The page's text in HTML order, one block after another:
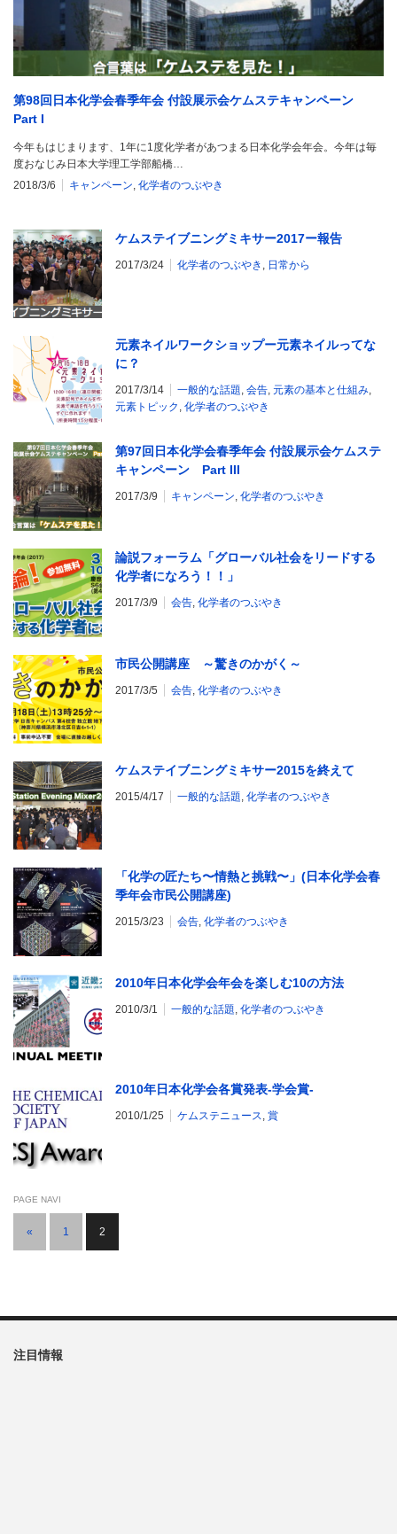
第98回日本化学会春季年会 付設展示会ケムステキャンペーン
Part I
今年もはじまります、1年に1度化学者があつまる日本化学会年会。今年は毎
度おなじみ日本大学理工学部船橋…
2018/3/6
キャンペーン 化学者のつぶやき
ケムステイブニングミキサー2017ー報告
2017/3/24 化学者のつぶやき 日常から
元素ネイルワークショップー元素ネイルってな
に？
2017/3/14 一般的な話題 会告 元素の基本と仕組み
元素トピック 化学者のつぶやき
第97回日本化学会春季年会 付設展示会ケムステ
キャンペーン Part III
2017/3/9 キャンペーン 化学者のつぶやき
論説フォーラム「グローバル社会をリードする
化学者になろう！！」
2017/3/9 会告 化学者のつぶやき
市民公開講座 ～驚きのかがく～
2017/3/5 会告 化学者のつぶやき
ケムステイブニングミキサー2015を終えて
2015/4/17 一般的な話題 化学者のつぶやき
「化学の匠たち〜情熱と挑戦〜」(日本化学会春
季年会市民公開講座)
2015/3/23 会告 化学者のつぶやき
2010年日本化学会年会を楽しむ10の方法
2010/3/1 一般的な話題 化学者のつぶやき
2010年日本化学会各賞発表-学会賞-
2010/1/25 ケムステニュース 賞
PAGE NAVI
« 1 2
注目情報